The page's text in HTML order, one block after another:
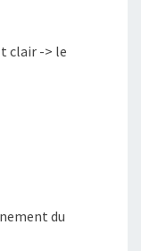
clair -> le
du